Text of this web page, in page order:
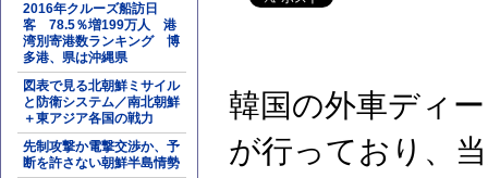
2016年クルーズ船訪日
客 78.5％増199万人 港
湾別寄港数ランキング 博
多港、県は沖縄県
図表で見る北朝鮮ミサイル
と防衛システム／南北朝鮮
＋東アジア各国の戦力
先制攻撃か電撃交渉か、予
断を許さない朝鮮半島情勢
韓国の外車ディ
が行っており、